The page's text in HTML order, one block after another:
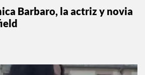
Barbaro, la actriz y novia